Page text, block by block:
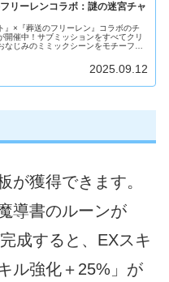
フリーレンコラボ：謎の迷宮チャ
』×『葬送のフリーレン』コラボのチ
開催中！サブミッションをすべてクリ
なじみのミミックシーンをモチーフに
ボキャラクターを編成して、フリーレ
るあの名場面を思い出しながら楽しみ
2025.09.12
が獲得できます。
導書のルーンが
成すると、EXスキ
ル強化＋25%」が